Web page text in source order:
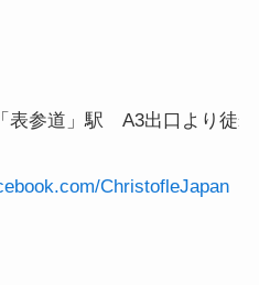
表参道」駅　A3出口より徒
ChristofleJapan